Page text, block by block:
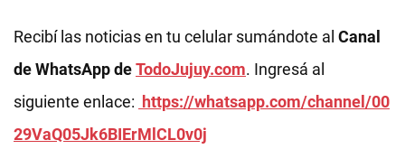
Recibí las noticias en tu celular sumándote al Canal
de WhatsApp deTodoJujuy.com. Ingresá al
siguiente enlace: https://whatsapp.com/channel/00
29VaQ05Jk6BIErMlCL0v0j